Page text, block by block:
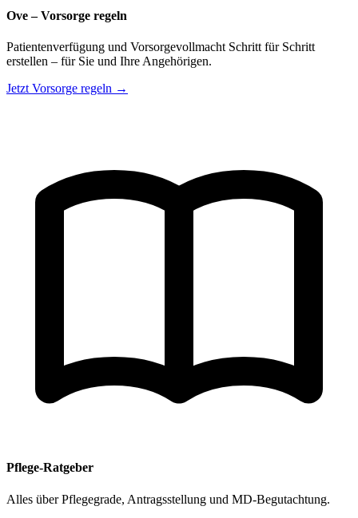
Ove – Vorsorge regeln
Patientenverfügung und Vorsorgevollmacht Schritt für Schritt
erstellen – für Sie und Ihre Angehörigen.
Jetzt Vorsorge regeln →
Pflege-Ratgeber
Alles über Pflegegrade, Antragsstellung und MD-Begutachtung.